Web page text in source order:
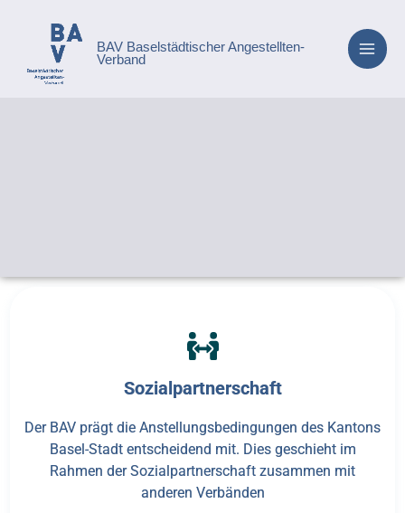
BAV Baselstädtischer Angestellten-
Verband
Sozialpartnerschaft
Der BAV prägt die Anstellungsbedingungen des Kantons
Basel-Stadt entscheidend mit. Dies geschieht im
Rahmen der Sozialpartnerschaft zusammen mit
anderen Verbänden